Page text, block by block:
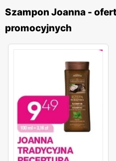
Szampon Joanna -
promocyjnych